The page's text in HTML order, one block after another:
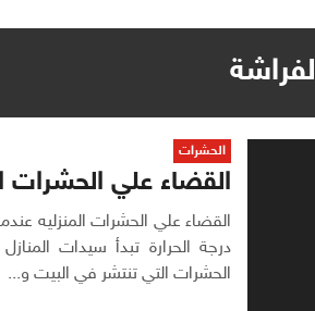
الحشرات
القضاء علي الحشرات
القضاء علي الحشرات المنزليه
درجة الحرارة تبدأ سيدات
الحشرات التي تنتشر في البيت و...